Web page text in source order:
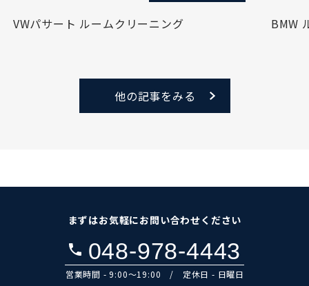
VWパサート ルームクリーニング BMW
他の記事をみる
まずはお気軽にお問い合わせください
048-978-4443
営業時間 - 9:00～19:00 / 定休日 - 日曜日